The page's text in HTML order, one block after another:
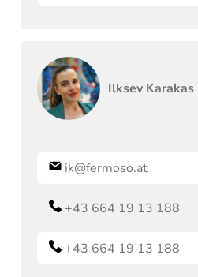
Ilksev Karakas
ik@fermoso.at
+43 664 19 13 188
+43 664 19 13 188